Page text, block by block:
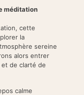
méditation
cette
la
sereine
alors entrer
de clarté de
calme